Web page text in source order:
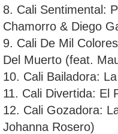
8. Cali Sentimental:
Chamorro & Diego
9. Cali De Mil
Del Muerto (feat.
10. Cali Bailadora:
11. Cali Divertida: El
12. Cali Gozadora:
Johanna Rosero)